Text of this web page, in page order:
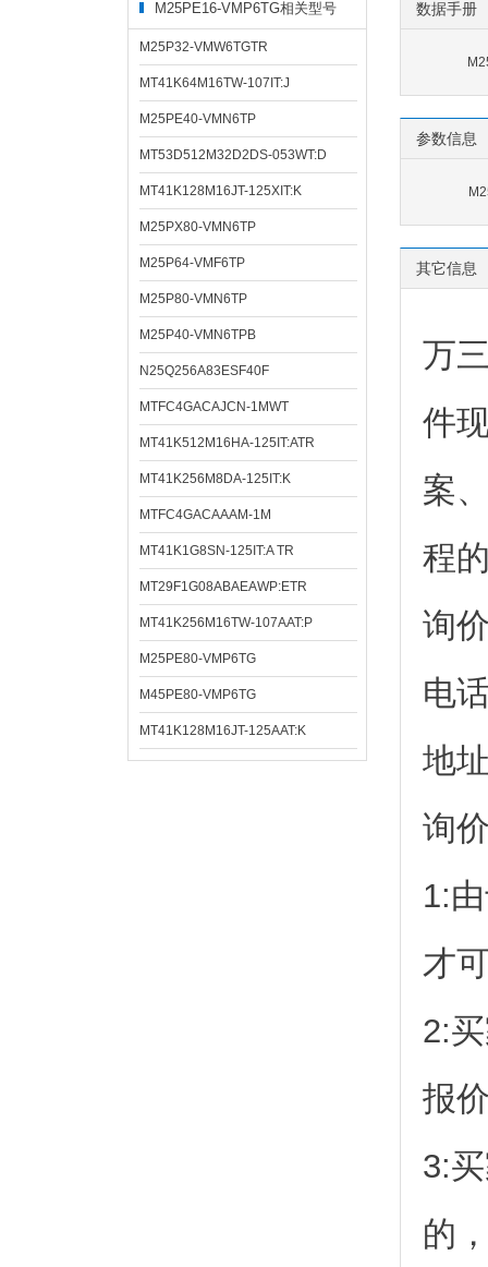
M25PE16-VMP6TG相关型号
M25P32-VMW6TGTR
MT41K64M16TW-107IT:J
M25PE40-VMN6TP
MT53D512M32D2DS-053WT:D
MT41K128M16JT-125XIT:K
M25PX80-VMN6TP
M25P64-VMF6TP
M25P80-VMN6TP
M25P40-VMN6TPB
N25Q256A83ESF40F
MTFC4GACAJCN-1MWT
MT41K512M16HA-125IT:ATR
MT41K256M8DA-125IT:K
MTFC4GACAAAM-1M
MT41K1G8SN-125IT:A TR
MT29F1G08ABAEAWP:ETR
MT41K256M16TW-107AAT:P
M25PE80-VMP6TG
M45PE80-VMP6TG
MT41K128M16JT-125AAT:K
数据手册
参数信息
其它信息
万
件
案
程
询
电
地
询
1:
才
2:
报
3:
的